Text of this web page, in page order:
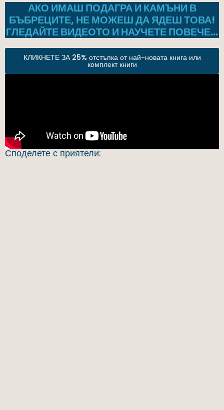
АКО ИМАШ ПОДАГРА И КАМЪНИ В
БЪБРЕЦИТЕ, НЕ МОЖЕШ ДА ЯДЕШ ТОВА!
ГЛЕДАЙТЕ ВИДЕОТО И НАУЧЕТЕ ПОВЕЧЕ…
КЛИКНЕТЕ ЗА 25% отстъпка от най-новата книга или
комплект книги
Споделете с приятели: